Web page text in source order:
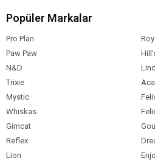
Popüler Markalar
Pro Plan
Paw Paw
N&D
Trixie
Mystic
Whiskas
Gimcat
Reflex
Lion